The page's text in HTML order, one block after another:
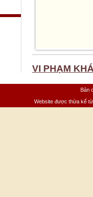
VI PHẠM
Bản
Website được thừa kế